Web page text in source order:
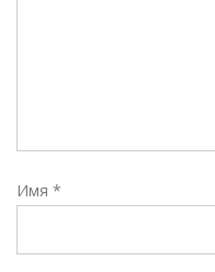
Имя *